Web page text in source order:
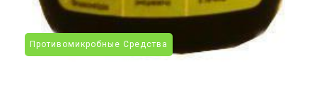
Противомикробные Средства